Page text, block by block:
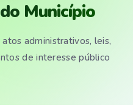
Município
administrativos, leis,
de interesse público